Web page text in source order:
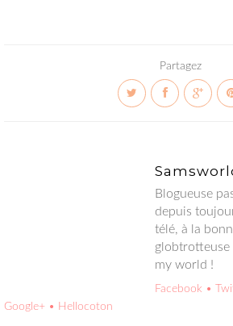
Partagez
Blogueuse passionnée par la beauté
séries télé, à la bonne bouffe et
•Instagram • Google+ •